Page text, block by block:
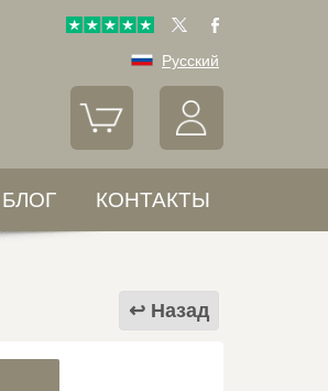
Русский
БЛОГ КОНТАКТЫ
Назад